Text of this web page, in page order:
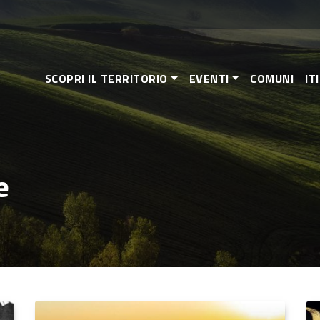
al
contenuto
principale
SCOPRI IL TERRITORIO
EVENTI COMUNI